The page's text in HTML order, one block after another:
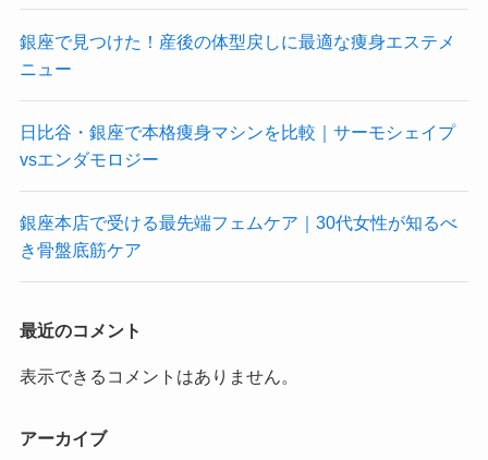
銀座で見つけた！産後の体型戻しに最適な痩身エステメ
ニュー
日比谷・銀座で本格痩身マシンを比較｜サーモシェイプ
vsエンダモロジー
銀座本店で受ける最先端フェムケア｜30代女性が知るべ
き骨盤底筋ケア
最近のコメント
表示できるコメントはありません。
アーカイブ